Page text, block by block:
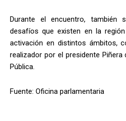
Durante el encuentro,
desafíos que existen en la
activación en distintos ámbitos,
realizador por el presidente
Pública.
Fuente: Oficina parlamentaria